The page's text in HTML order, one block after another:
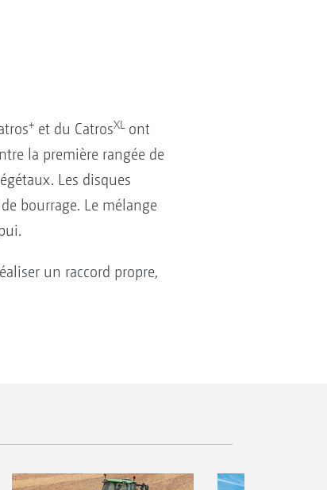
+et du CatrosXLont
la première rangée de
Les disques
bourrage. Le mélange
un raccord propre,